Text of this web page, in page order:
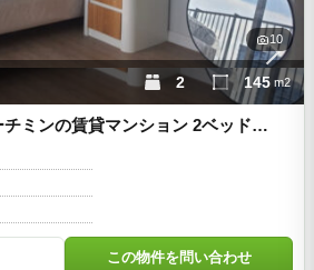
10
ミンの賃貸マンション 2ベッド
2 145 m2
この物件を問い合わせ